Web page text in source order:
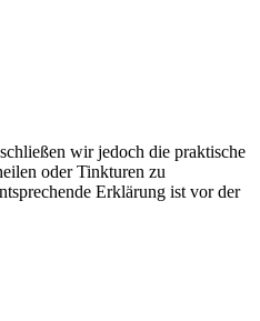
wir jedoch die praktische
oder Tinkturen zu
Erklärung ist vor der